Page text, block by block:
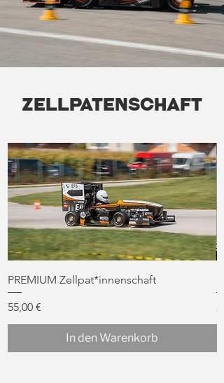
Zellpatenschaft
PREMIUM Zellpat*innenschaft
Preis
55,00 €
In den Warenkorb